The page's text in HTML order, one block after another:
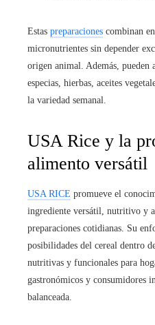
Estas preparaciones combinan
micronutrientes sin depender
origen animal. Además, pueden
especias, hierbas, aceites
la variedad semanal.
USA Rice y la
alimento versátil
USA RICE promueve el
ingrediente versátil, nutritivo y
preparaciones cotidianas. Su
posibilidades del cereal dentro
nutritivas y funcionales para
gastronómicos y consumidores
balanceada.